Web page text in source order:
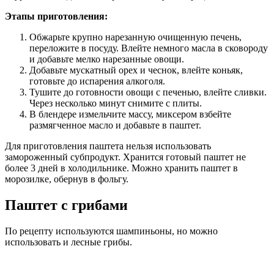
Этапы приготовления:
Обжарьте крупно нарезанную очищенную печень,
переложите в посуду. Влейте немного масла в сковороду
и добавьте мелко нарезанные овощи.
Добавьте мускатный орех и чеснок, влейте коньяк,
готовьте до испарения алкоголя.
Тушите до готовности овощи с печенью, влейте сливки.
Через несколько минут снимите с плиты.
В блендере измельчите массу, миксером взбейте
размягченное масло и добавьте в паштет.
Для приготовления паштета нельзя использовать
замороженный субпродукт. Хранится готовый паштет не
более 3 дней в холодильнике. Можно хранить паштет в
морозилке, обернув в фольгу.
Паштет с грибами
По рецепту используются шампиньоны, но можно
использовать и лесные грибы.